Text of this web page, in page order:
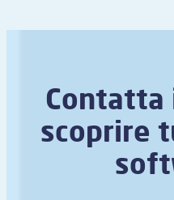
Contatta
scoprire